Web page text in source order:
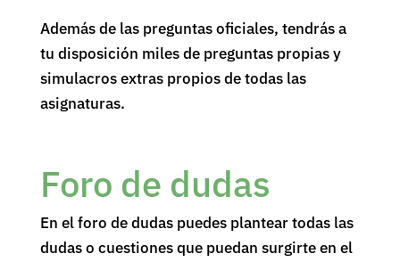
Además de las preguntas oficiales, tendrás a
tu disposición miles de preguntas propias y
simulacros extras propios de todas las
asignaturas.
Foro de dudas
En el foro de dudas puedes plantear todas las
dudas o cuestiones que puedan surgirte en el